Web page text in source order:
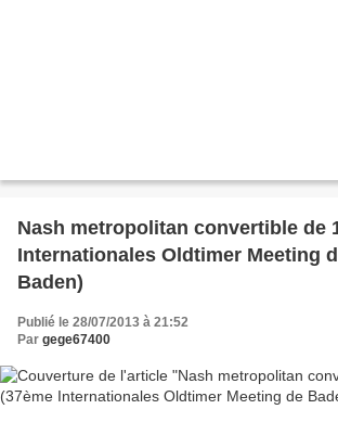
Nash metropolitan convertible de
Internationales Oldtimer Meeting
Baden)
Publié le 28/07/2013 à 21:52
Par gege67400